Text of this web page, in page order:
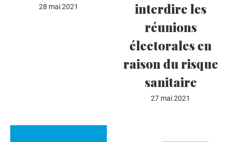
28 mai 2021
interdire les
réunions
électorales en
raison du risque
sanitaire
27 mai 2021